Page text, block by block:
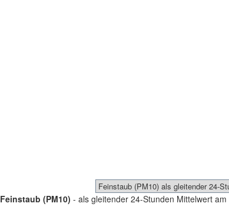
Feinstaub (PM10) - als gleitender 24-Stunden Mittelwert